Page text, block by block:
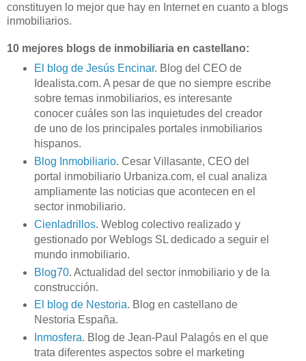
constituyen lo mejor que hay en Internet en cuanto a blogs
inmobiliarios.
10 mejores blogs de inmobiliaria en castellano:
El blog de Jesús Encinar. Blog del CEO de
Idealista.com. A pesar de que no siempre escribe
sobre temas inmobiliarios, es interesante
conocer cuáles son las inquietudes del creador
de uno de los principales portales inmobiliarios
hispanos.
Blog Inmobiliario. Cesar Villasante, CEO del
portal inmobiliario Urbaniza.com, el cual analiza
ampliamente las noticias que acontecen en el
sector inmobiliario.
Cienladrillos. Weblog colectivo realizado y
gestionado por Weblogs SL dedicado a seguir el
mundo inmobiliario.
Blog70. Actualidad del sector inmobiliario y de la
construcción.
El blog de Nestoria. Blog en castellano de
Nestoria España.
Inmosfera. Blog de Jean-Paul Palagós en el que
trata diferentes aspectos sobre el marketing